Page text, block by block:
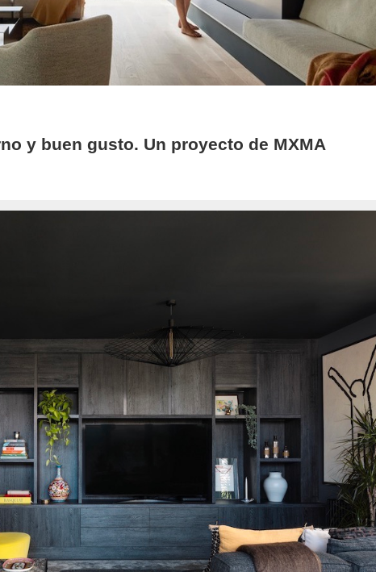
y buen gusto. Un proyecto de MXMA
author/redaccion/